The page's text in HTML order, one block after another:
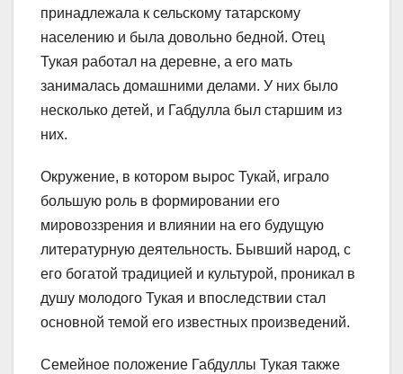
принадлежала к сельскому татарскому
населению и была довольно бедной. Отец
Тукая работал на деревне, а его мать
занималась домашними делами. У них было
несколько детей, и Габдулла был старшим из
них.
Окружение, в котором вырос Тукай, играло
большую роль в формировании его
мировоззрения и влиянии на его будущую
литературную деятельность. Бывший народ, с
его богатой традицией и культурой, проникал в
душу молодого Тукая и впоследствии стал
основной темой его известных произведений.
Семейное положение Габдуллы Тукая также